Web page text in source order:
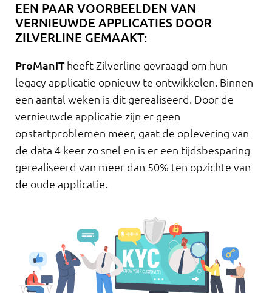
EEN PAAR VOORBEELDEN VAN
VERNIEUWDE APPLICATIES DOOR
ZILVERLINE GEMAAKT:
ProManITheeft Zilverline gevraagd om hun
legacy applicatie opnieuw te ontwikkelen. Binnen
een aantal weken is dit gerealiseerd. Door de
vernieuwde applicatie zijn er geen
opstartproblemen meer, gaat de oplevering van
de data 4 keer zo snel en is er een tijdsbesparing
gerealiseerd van meer dan 50% ten opzichte van
de oude applicatie.